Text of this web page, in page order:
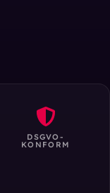
DSGVO-
KONFORM